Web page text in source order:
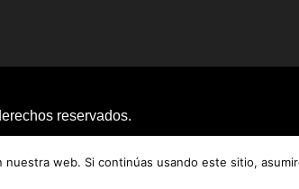
reservados.
web. Si continúas usando este sitio,